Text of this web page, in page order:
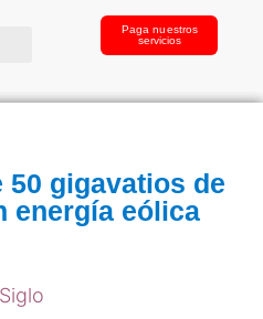
Paga nuestros
servicios
50 gigavatios de
energía eólica